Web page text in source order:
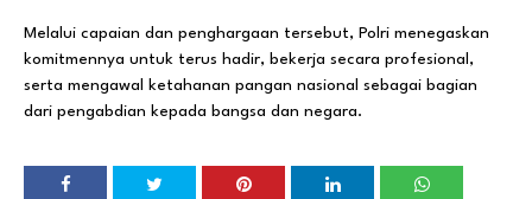
Melalui capaian dan penghargaan tersebut, Polri menegaskan
komitmennya untuk terus hadir, bekerja secara profesional,
serta mengawal ketahanan pangan nasional sebagai bagian
dari pengabdian kepada bangsa dan negara.